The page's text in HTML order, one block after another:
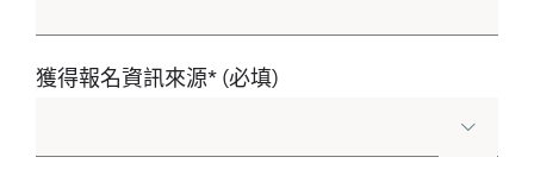
獲得報名資訊來源* (必填)
